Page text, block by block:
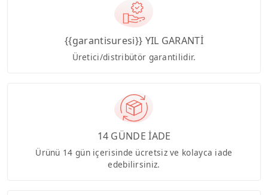
{{garantisuresi}} YIL GARANTİ
Üretici/distribütör garantilidir.
14 GÜNDE İADE
Ürünü 14 gün içerisinde ücretsiz ve kolayca iade
edebilirsiniz.